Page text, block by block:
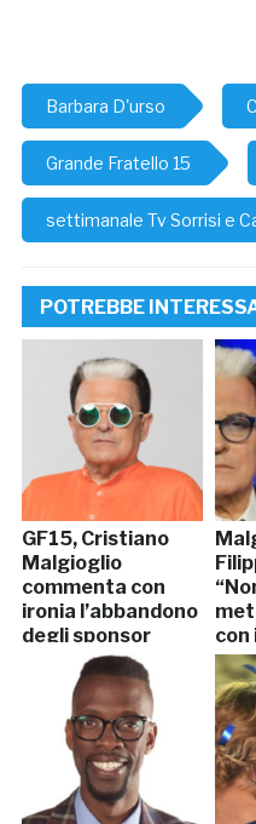
Barbara D'urso
Grande Fratello 15
settimanale Tv Sorrisi e
POTREBBE
GF15, Cristiano
Malgioglio
commenta con
ironia l’abbandono
degli sponsor
con